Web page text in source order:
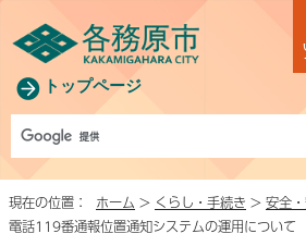
トップページ
現在の位置： ホーム > くらし・手続き > 安全
電話119番通報位置通知システムの運用について